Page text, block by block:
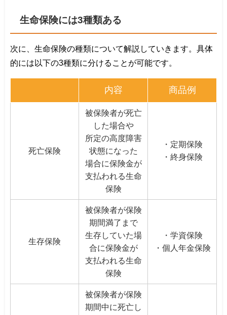
生命保険には3種類ある
次に、生命保険の種類について解説していきます。具体
的には以下の3種類に分けることが可能です。
内容 商品例
死亡保険
被保険者が死亡
した場合や
所定の高度障害
状態になった
場合に保険金が
支払われる生命
保険
・定期保険
・終身保険
生存保険
被保険者が保険
期間満了まで
生存していた場
合に保険金が
支払われる生命
保険
・学資保険
・個人年金保険
被保険者が保険
期間中に死亡し